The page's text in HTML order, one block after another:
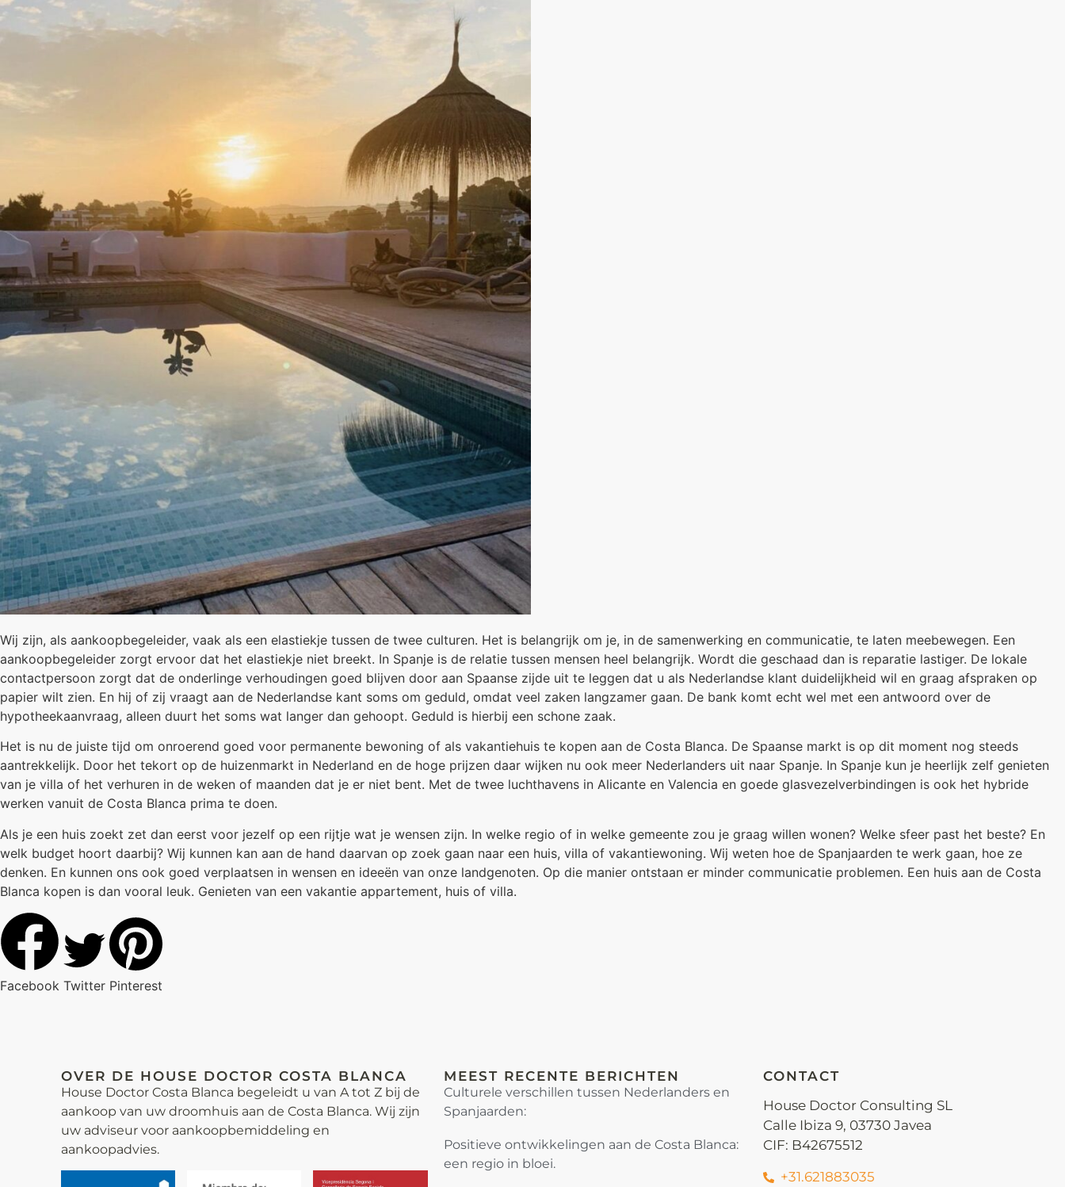
Wij zijn, als aankoopbegeleider, vaak als een elastiekje tussen de twee culturen. Het is belangrijk om je, in de samenwerking en communicatie, te laten meebewegen. Een
aankoopbegeleider zorgt ervoor dat het elastiekje niet breekt. In Spanje is de relatie tussen mensen heel belangrijk. Wordt die geschaad dan is reparatie lastiger. De lokale
contactpersoon zorgt dat de onderlinge verhoudingen goed blijven door aan Spaanse zijde uit te leggen dat u als Nederlandse klant duidelijkheid wil en graag afspraken op
papier wilt zien. En hij of zij vraagt aan de Nederlandse kant soms om geduld, omdat veel zaken langzamer gaan. De bank komt echt wel met een antwoord over de
hypotheekaanvraag, alleen duurt het soms wat langer dan gehoopt. Geduld is hierbij een schone zaak.
Het is nu de juiste tijd om onroerend goed voor permanente bewoning of als vakantiehuis te kopen aan de Costa Blanca. De Spaanse markt is op dit moment nog steeds
aantrekkelijk. Door het tekort op de huizenmarkt in Nederland en de hoge prijzen daar wijken nu ook meer Nederlanders uit naar Spanje. In Spanje kun je heerlijk zelf genieten
van je villa of het verhuren in de weken of maanden dat je er niet bent. Met de twee luchthavens in Alicante en Valencia en goede glasvezelverbindingen is ook het hybride
werken vanuit de Costa Blanca prima te doen.
Als je een huis zoekt zet dan eerst voor jezelf op een rijtje wat je wensen zijn. In welke regio of in welke gemeente zou je graag willen wonen? Welke sfeer past het beste? En
welk budget hoort daarbij? Wij kunnen kan aan de hand daarvan op zoek gaan naar een huis, villa of vakantiewoning. Wij weten hoe de Spanjaarden te werk gaan, hoe ze
denken. En kunnen ons ook goed verplaatsen in wensen en ideeën van onze landgenoten. Op die manier ontstaan er minder communicatie problemen. Een huis aan de Costa
Blanca kopen is dan vooral leuk. Genieten van een vakantie appartement, huis of villa.
Facebook Twitter Pinterest
OVER DE HOUSE DOCTOR COSTA BLANCA
House Doctor Costa Blanca begeleidt u van A tot Z bij de
aankoop van uw droomhuis aan de Costa Blanca. Wij zijn
uw adviseur voor aankoop­bemiddeling en
aankoopadvies.
MEEST RECENTE BERICHTEN
Culturele verschillen tussen Nederlanders en
Spanjaarden:
Positieve ontwikkelingen aan de Costa Blanca:
een regio in bloei.
CONTACT
House Doctor Consulting SL
Calle Ibiza 9, 03730 Javea
CIF: B42675512
+31.621883035